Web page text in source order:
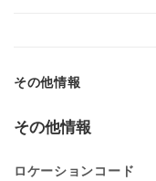
その他情報
その他情報
ロケーションコード